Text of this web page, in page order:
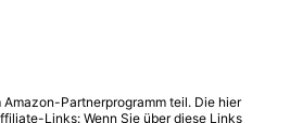
Amazon-Partnerprogramm teil. Die hier
Links: Wenn Sie über diese Links